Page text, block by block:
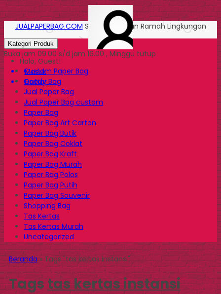
Halo, Guest!
Masuk
Daftar
JUALPAPERBAG.COM Solusi Kemasan Ramah Lingkungan
Kategori Produk
Buka jam 09.00 s/d jam 16.00 , Minggu tutup
Custom Paper Bag
Goody Bag
Jual Paper Bag
Jual Paper Bag custom
Paper Bag
Paper Bag Art Carton
Paper Bag Butik
Paper Bag Coklat
Paper Bag Kraft
Paper Bag Murah
Paper Bag Polos
Paper Bag Putih
Paper Bag Souvenir
Shopping Bag
Tas Kertas
Tas Kertas Murah
Uncategorized
Beranda»Tags "tas kertas instansi"
Tagstas kertas instansi